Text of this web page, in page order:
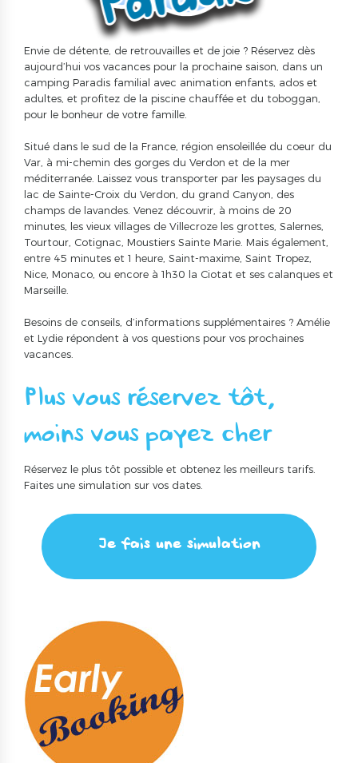
Envie de détente, de retrouvailles et de joie ? Réservez dès
aujourd’hui vos vacances pour la prochaine saison, dans un
camping Paradis familial avec animation enfants, ados et
adultes, et profitez de la piscine chauffée et du toboggan,
pour le bonheur de votre famille.
Situé dans le sud de la France, région ensoleillée du coeur du
Var, à mi-chemin des gorges du Verdon et de la mer
méditerranée. Laissez vous transporter par les paysages du
lac de Sainte-Croix du Verdon, du grand Canyon, des
champs de lavandes. Venez découvrir, à moins de 20
minutes, les vieux villages de Villecroze les grottes, Salernes,
Tourtour, Cotignac, Moustiers Sainte Marie. Mais également,
entre 45 minutes et 1 heure, Saint-maxime, Saint Tropez,
Nice, Monaco, ou encore à 1h30 la Ciotat et ses calanques et
Marseille.
Besoins de conseils, d’informations supplémentaires ? Amélie
et Lydie répondent à vos questions pour vos prochaines
vacances.
Plus vous réservez tôt,
moins vous payez cher
Réservez le plus tôt possible et obtenez les meilleurs tarifs.
Faites une simulation sur vos dates.
Je fais une simulation